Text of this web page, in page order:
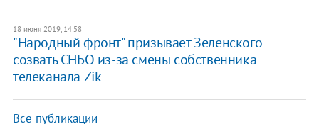
18 июня 2019, 14:58
"Народный фронт" призывает Зеленского
созвать СНБО из-за смены собственника
телеканала Zik
Все публикации